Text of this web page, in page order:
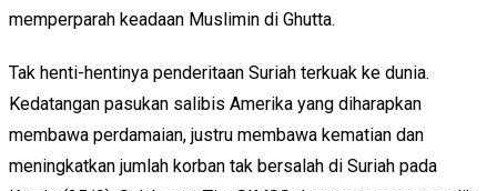
memperparah keadaan Muslimin di Ghutta.
Tak henti-hentinya penderitaan Suriah terkuak ke dunia.
Kedatangan pasukan salibis Amerika yang diharapkan
membawa perdamaian, justru membawa kematian dan
meningkatkan jumlah korban tak bersalah di Suriah pada